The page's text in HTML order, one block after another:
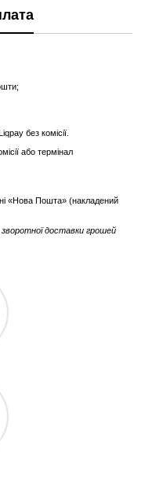
без комісії.
або термінал
«Нова Пошта» (накладений
доставки грошей